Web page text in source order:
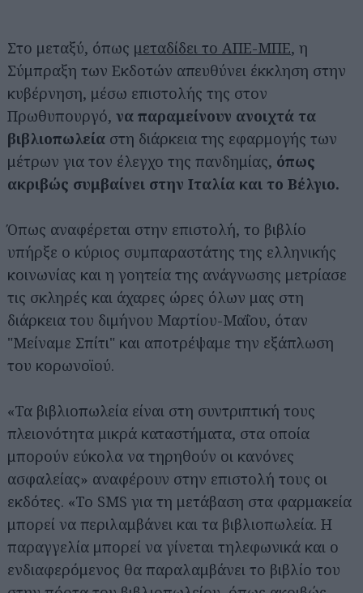
Στο μεταξύ, όπως μεταδίδει το ΑΠΕ-ΜΠΕ, η
Σύμπραξη των Εκδοτών απευθύνει έκκληση στην
κυβέρνηση, μέσω επιστολής της στον
Πρωθυπουργό, να παραμείνουν ανοιχτά τα
βιβλιοπωλεία στη διάρκεια της εφαρμογής των
μέτρων για τον έλεγχο της πανδημίας, όπως
ακριβώς συμβαίνει στην Ιταλία και το Βέλγιο.
Όπως αναφέρεται στην επιστολή, το βιβλίο
υπήρξε ο κύριος συμπαραστάτης της ελληνικής
κοινωνίας και η γοητεία της ανάγνωσης μετρίασε
τις σκληρές και άχαρες ώρες όλων μας στη
διάρκεια του διμήνου Μαρτίου-Μαΐου, όταν
"Μείναμε Σπίτι" και αποτρέψαμε την εξάπλωση
του κορωνοϊού.
«Τα βιβλιοπωλεία είναι στη συντριπτική τους
πλειονότητα μικρά καταστήματα, στα οποία
μπορούν εύκολα να τηρηθούν οι κανόνες
ασφαλείας» αναφέρουν στην επιστολή τους οι
εκδότες. «Το SMS για τη μετάβαση στα φαρμακεία
μπορεί να περιλαμβάνει και τα βιβλιοπωλεία. Η
παραγγελία μπορεί να γίνεται τηλεφωνικά και ο
ενδιαφερόμενος θα παραλαμβάνει το βιβλίο του